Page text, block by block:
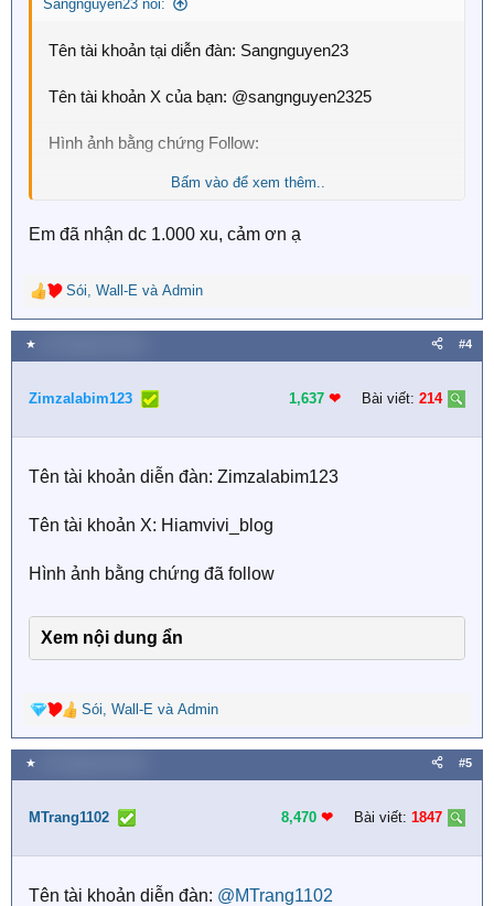
Sangnguyen23 nói:
Tên tài khoản tại diễn đàn: Sangnguyen23
Tên tài khoản X của bạn: @sangnguyen2325
Hình ảnh bằng chứng Follow:
Xem nội dung ẩn
Bấm vào để xem thêm..
Em đã nhận dc 1.000 xu, cảm ơn ạ
R
e
a
c
i
n
:
Sói, Wall-E và Admin
★ #4
Zimzalabim123 1,637 ❤︎ Bài viết: 214
Tên tài khoản diễn đàn: Zimzalabim123
Tên tài khoản X: Hiamvivi_blog
Hình ảnh bằng chứng đã follow
Xem nội dung ẩn
R
e
a
c
i
n
:
Sói, Wall-E và Admin
★ #5
MTrang1102 8,470 ❤︎ Bài viết: 1847
Tên tài khoản diễn đàn: @MTrang1102